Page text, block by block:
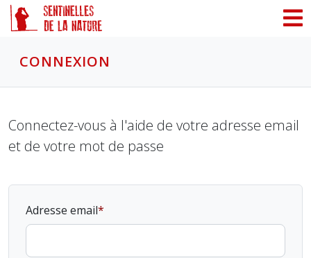
CONNEXION
Connectez-vous à l'aide de votre adresse email
et de votre mot de passe
Adresse email
Panneau de gestion des cookies